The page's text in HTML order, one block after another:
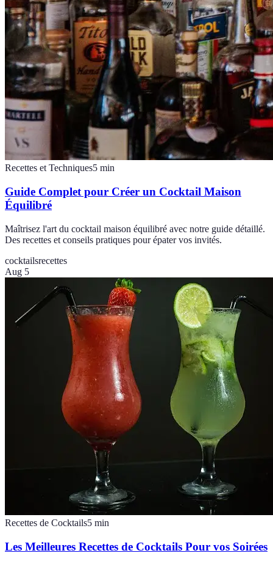
Recettes et Techniques5 min
Guide Complet pour Créer un Cocktail Maison
Équilibré
Maîtrisez l'art du cocktail maison équilibré avec notre guide détaillé.
Des recettes et conseils pratiques pour épater vos invités.
cocktailsrecettes
Aug 5
Recettes de Cocktails5 min
Les Meilleures Recettes de Cocktails Pour vos Soirées